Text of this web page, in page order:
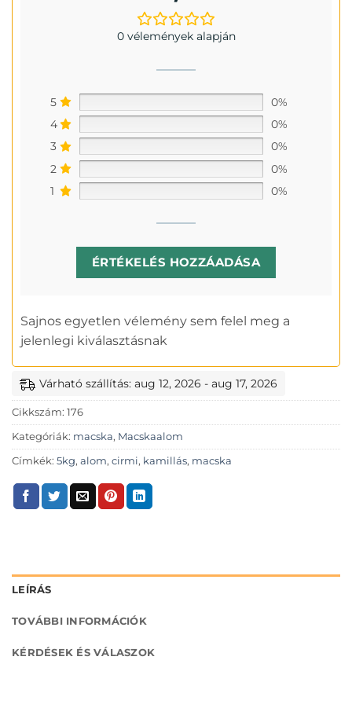
0 vélemények alapján
5
0%
4
0%
3
0%
2
0%
1
0%
ÉRTÉKELÉS HOZZÁADÁSA
Sajnos egyetlen vélemény sem felel meg a
jelenlegi kiválasztásnak
Várható szállítás: aug 12, 2026 - aug 17, 2026
Cikkszám: 176
Kategóriák: macska, Macskaalom
Címkék: 5kg, alom, cirmi, kamillás, macska
LEÍRÁS
TOVÁBBI INFORMÁCIÓK
KÉRDÉSEK ÉS VÁLASZOK